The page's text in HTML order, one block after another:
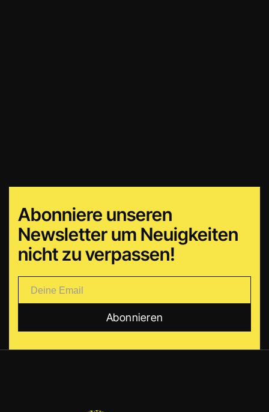
Abonniere unseren
Newsletter um Neuigkeiten
nicht zu verpassen!